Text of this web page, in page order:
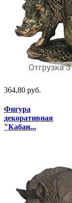
364,80 руб.
Фигура
декоративная
"Кабан...